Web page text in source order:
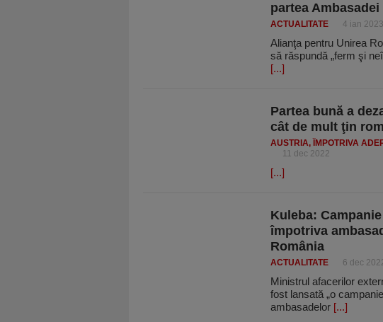
partea
ACTUALITATE 4 ian 2023
Alianţa pentru Unirea
să răspundă „ferm şi
[...]
Partea bună a
cât de mult ţin
AUSTRIA, ÎMPOTRIVA
11 dec 2022
[...]
Kuleba:
împotriva
România
ACTUALITATE 6 dec
Ministrul afacerilor
fost lansată „o
ambasadelor [...]